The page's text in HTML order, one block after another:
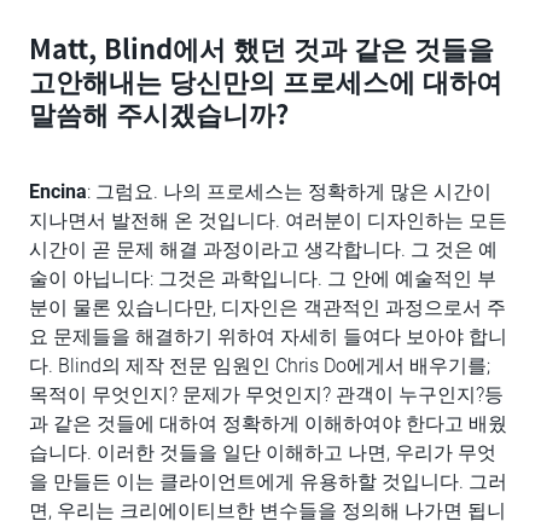
Matt, Blind에서 했던 것과 같은 것들을
고안해내는 당신만의 프로세스에 대하여
말씀해 주시겠습니까?
Encina: 그럼요. 나의 프로세스는 정확하게 많은 시간이
지나면서 발전해 온 것입니다. 여러분이 디자인하는 모든
시간이 곧 문제 해결 과정이라고 생각합니다. 그 것은 예
술이 아닙니다: 그것은 과학입니다. 그 안에 예술적인 부
분이 물론 있습니다만, 디자인은 객관적인 과정으로서 주
요 문제들을 해결하기 위하여 자세히 들여다 보아야 합니
다. Blind의 제작 전문 임원인 Chris Do에게서 배우기를;
목적이 무엇인지? 문제가 무엇인지? 관객이 누구인지?등
과 같은 것들에 대하여 정확하게 이해하여야 한다고 배웠
습니다. 이러한 것들을 일단 이해하고 나면, 우리가 무엇
을 만들든 이는 클라이언트에게 유용하할 것입니다. 그러
면, 우리는 크리에이티브한 변수들을 정의해 나가면 됩니